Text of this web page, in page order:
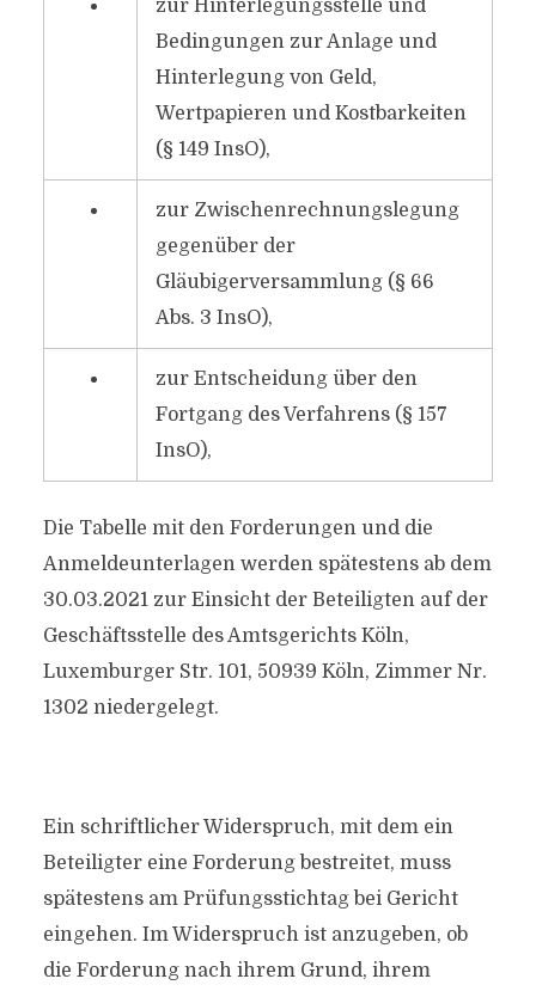
zur Hinterlegungsstelle und
Bedingungen zur Anlage und
Hinterlegung von Geld,
Wertpapieren und Kostbarkeiten
(§ 149 InsO),
zur Zwischenrechnungslegung
gegenüber der
Gläubigerversammlung (§ 66
Abs. 3 InsO),
zur Entscheidung über den
Fortgang des Verfahrens (§ 157
InsO),
Die Tabelle mit den Forderungen und die
Anmeldeunterlagen werden spätestens ab dem
30.03.2021 zur Einsicht der Beteiligten auf der
Geschäftsstelle des Amtsgerichts Köln,
Luxemburger Str. 101, 50939 Köln, Zimmer Nr.
1302 niedergelegt.
Ein schriftlicher Widerspruch, mit dem ein
Beteiligter eine Forderung bestreitet, muss
spätestens am Prüfungsstichtag bei Gericht
eingehen. Im Widerspruch ist anzugeben, ob
die Forderung nach ihrem Grund, ihrem